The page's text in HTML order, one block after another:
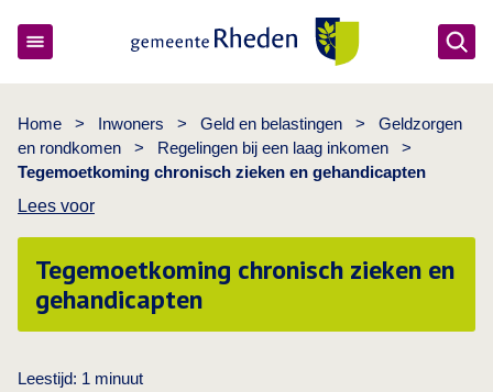
Home > Inwoners > Geld en belastingen >
Geldzorgen
en rondkomen
> Regelingen bij een laag inkomen
>
Tegemoetkoming chronisch zieken en gehandicapten
Lees voor
Tegemoetkoming chronisch zieken en
gehandicapten
Leestijd: 1 minuut